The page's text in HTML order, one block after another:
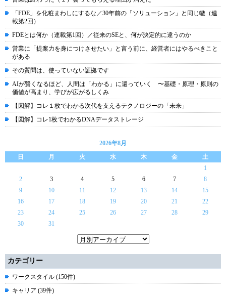
「FDE」を化粧まわしにするな／30年前の「ソリューション」と同じ轍（連
載第2回）
FDEとは何か（連載第1回）／従来のSEと、何が決定的に違うのか
営業に「提案力を身につけさせたい」と言う前に、経営者にはやるべきこと
がある
その質問は、使っていない証拠です
AIが賢くなるほど、人間は「わかる」に還っていく 〜基礎・原理・原則の
価値が高まり、学びが広がるしくみ
【図解】コレ１枚でわかる次代を支えるテクノロジーの「未来」
【図解】コレ1枚でわかるDNAデータストレージ
2026年8月
日
月 火 水 木 金
土
1
2
3 4 5 6 7
8
9
10 11 12 13 14
15
16
17 18 19 20 21
22
23
24 25 26 27 28
29
30
31
カテゴリー
ワークスタイル (150件)
キャリア (39件)